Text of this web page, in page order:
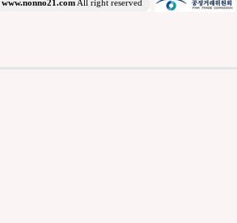
www.nonno21.comAll right reserved